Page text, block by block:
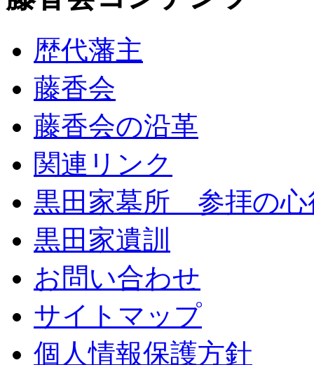
歴代藩主
藤香会
藤香会の沿革
関連リンク
黒田家墓所 参拝の心
黒田家遺訓
お問い合わせ
サイトマップ
個人情報保護方針